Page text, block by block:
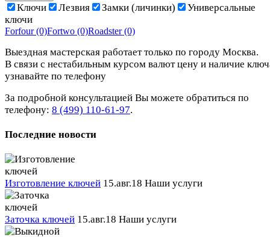
Ключи Лезвия Замки (личинки)
Универсальные
ключи
Forfour(0)Fortwo (0)Roadster(0)
Выездная мастерская работает только по городу Москва.
В связи с нестабильным курсом валют цену и наличие
узнавайте по телефону
За подробной консультацией Вы можете обратиться по
телефону: 8 (499) 110-61-97.
Последние новости
Изготовление ключей 15.авг.18 Наши услуги
Заточка ключей 15.авг.18 Наши услуги